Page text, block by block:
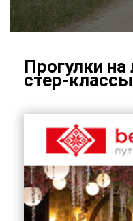
Про­гул­ки
стер-